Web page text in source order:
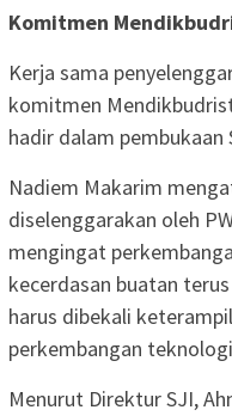
Komitmen
Kerja sama
komitmen
hadir dalam pembukaan
Nadiem Makarim
diselenggarakan oleh
mengingat
kecerdasan buatan
harus dibekali
perkembangan
Menurut Direktur SJI,